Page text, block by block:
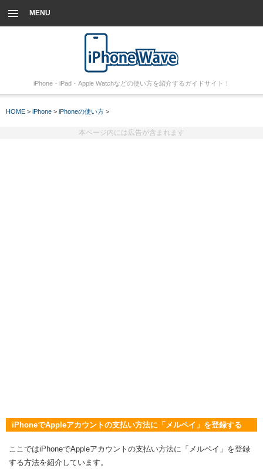
MENU
iPhone・iPad・Apple Watchなどの使い方を紹介するガイドサイト！
HOME > iPhone > iPhoneの使い方 >
本ページ内には広告が含まれます
iPhoneでAppleアカウントの支払い方法に「メルペイ」を登録する
ここではiPhoneでAppleアカウントの支払い方法に「メルペイ」を登録
する方法を紹介しています。